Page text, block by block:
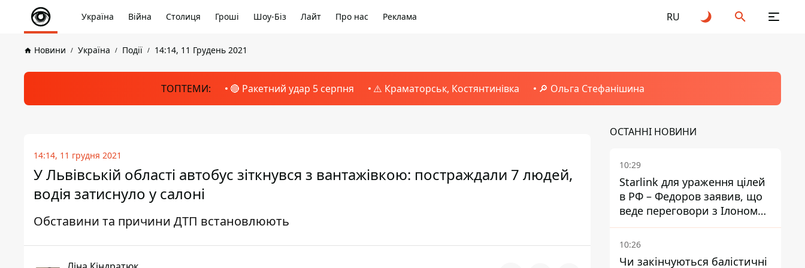
Україна Війна Столиця Гроші Шоу-Біз Лайт Про нас Реклама RU
Новини Україна Події 14:14, 11 Грудень 2021
ТОПТЕМИ: 🔴 Ракетний удар 5 серпня ⚠️ Краматорськ, Костянтинівка 🔎 Ольга Стефанішина
14:14, 11 грудня 2021
У Львівській області автобус зіткнувся з вантажівкою: постраждали 7 людей,
водія затиснуло у салоні
Обставини та причини ДТП встановлюють
ОСТАННІ НОВИНИ
10:29
Starlink для ураження цілей
в РФ – Федоров заявив, що
веде переговори з Ілоном
Маском
10:26
Чи закінчуються балістичні